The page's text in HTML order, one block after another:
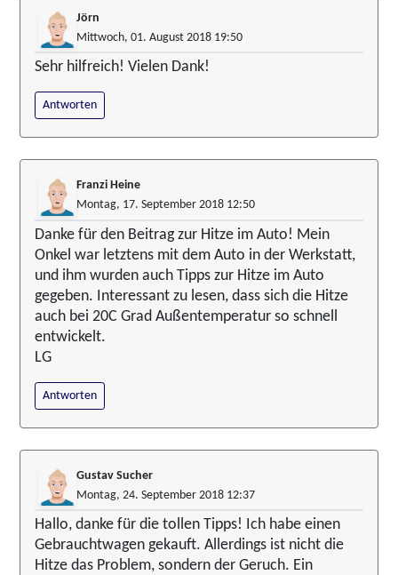
Jörn
Mittwoch, 01. August 2018 19:50
Sehr hilfreich! Vielen Dank!
Antworten
Franzi Heine
Montag, 17. September 2018 12:50
Danke für den Beitrag zur Hitze im Auto! Mein
Onkel war letztens mit dem Auto in der Werkstatt,
und ihm wurden auch Tipps zur Hitze im Auto
gegeben. Interessant zu lesen, dass sich die Hitze
auch bei 20C Grad Außentemperatur so schnell
entwickelt.
LG
Antworten
Gustav Sucher
Montag, 24. September 2018 12:37
Hallo, danke für die tollen Tipps! Ich habe einen
Gebrauchtwagen gekauft. Allerdings ist nicht die
Hitze das Problem, sondern der Geruch. Ein